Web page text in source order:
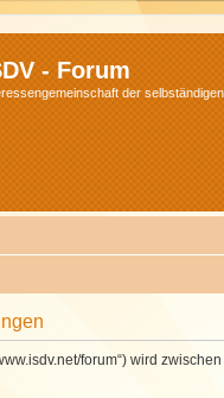
- Forum
der
forum“) wird